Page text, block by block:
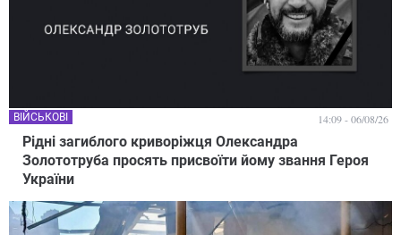
Рідні загиблого криворіжця Олександра
Золототруба просять присвоїти йому звання Героя
України
ВІЙСЬКОВІ 14:09 - 06/08/26